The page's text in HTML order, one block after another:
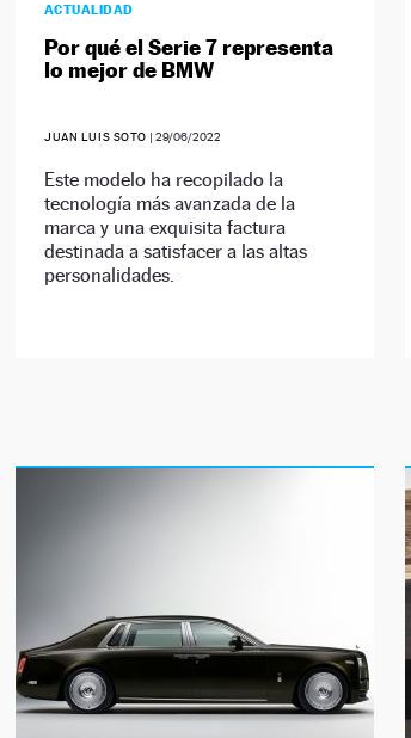
ACTUALIDAD
Por qué el Serie 7 representa
lo mejor de BMW
JUAN LUIS SOTO | 29/06/2022
Este modelo ha recopilado la
tecnología más avanzada de la
marca y una exquisita factura
destinada a satisfacer a las altas
personalidades.